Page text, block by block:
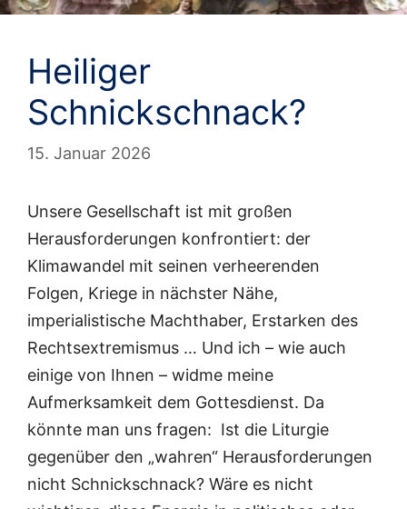
Heiliger
Schnickschnack?
15. Januar 2026
Unsere Gesellschaft ist mit großen
Herausforderungen konfrontiert: der
Klimawandel mit seinen verheerenden
Folgen, Kriege in nächster Nähe,
imperialistische Machthaber, Erstarken des
Rechtsextremismus … Und ich – wie auch
einige von Ihnen – widme meine
Aufmerksamkeit dem Gottesdienst. Da
könnte man uns fragen: Ist die Liturgie
gegenüber den „wahren“ Herausforderungen
nicht Schnickschnack? Wäre es nicht